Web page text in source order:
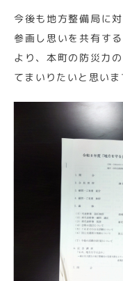
今後も地方整備局に
参画し思いを共有す
より、本町の防災力
てまいりたいと思いま